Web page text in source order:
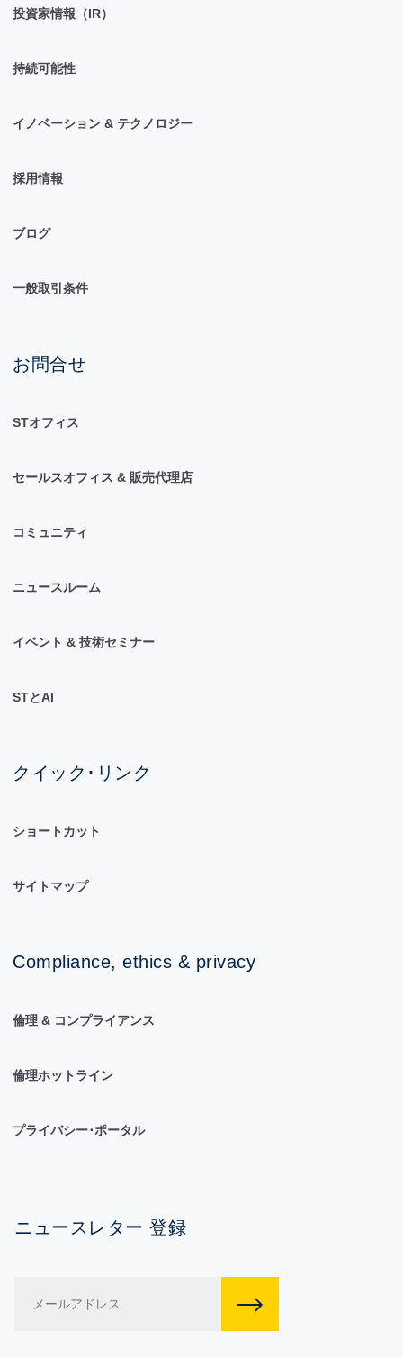
投資家情報（IR）
持続可能性
イノベーション & テクノロジー
採用情報
ブログ
一般取引条件
お問合せ
STオフィス
セールスオフィス & 販売代理店
コミュニティ
ニュースルーム
イベント & 技術セミナー
STとAI
クイック･リンク
ショートカット
サイトマップ
Compliance, ethics & privacy
倫理 & コンプライアンス
倫理ホットライン
プライバシー･ポータル
ニュースレター 登録